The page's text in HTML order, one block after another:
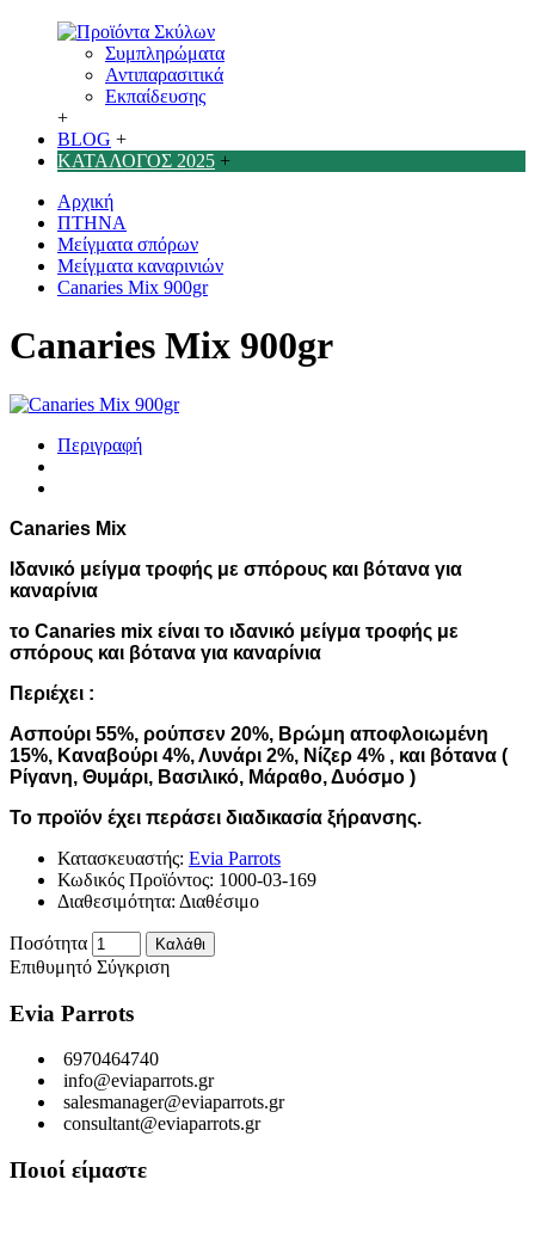
Συμπληρώματα
Αντιπαρασιτικά
Εκπαίδευσης
+
BLOG +
ΚΑΤΑΛΟΓΟΣ 2025 +
Αρχική
ΠΤΗΝΑ
Μείγματα σπόρων
Μείγματα καναρινιών
Canaries Mix 900gr
Canaries Mix 900gr
Περιγραφή
Canaries Mix
Iδανικό μείγμα τροφής με σπόρους και βότανα για
καναρίνια
το Canaries mix είναι το ιδανικό μείγμα τροφής με
σπόρους και βότανα για καναρίνια
Περιέχει :
Ασπούρι 55%, ρούπσεν 20%, Βρώμη αποφλοιωμένη
15%, Καναβούρι 4%, Λυνάρι 2%, Νίζερ 4% , και βότανα (
Ρίγανη, Θυμάρι, Βασιλικό, Μάραθο, Δυόσμο )
Το προϊόν έχει περάσει διαδικασία ξήρανσης.
Κατασκευαστής: Evia Parrots
Κωδικός Προϊόντος: 1000-03-169
Διαθεσιμότητα: Διαθέσιμο
Ποσότητα Καλάθι
Επιθυμητό Σύγκριση
Evia Parrots
6970464740
info@eviaparrots.gr
salesmanager@eviaparrots.gr
consultant@eviaparrots.gr
Ποιοί είμαστε